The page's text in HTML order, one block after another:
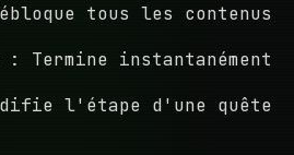
tous les contenus
: Termine instantanément
l'étape d'une quête